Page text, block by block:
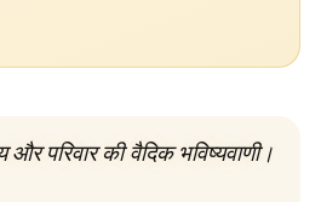
परिवार की वैदिक भविष्यवाणी।